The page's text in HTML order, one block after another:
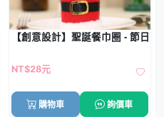
萌造型髮夾
【創意設計】聖誕餐巾圈 - 節日餐
NT$28元
購物車 詢價車